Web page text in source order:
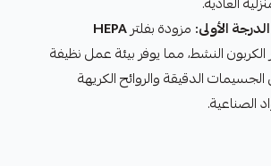
الأولى: مزودة بفلترHEPA
الكربون النشط، مما يوفر بيئة عمل نظيفة
الدقيقة والروائح الكريهة
الصناعية.